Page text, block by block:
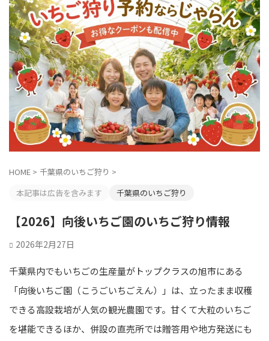
HOME > 千葉県のいちご狩り >
本記事は広告を含みます
千葉県のいちご狩り
【2026】向後いちご園のいちご狩り情報
2026年2月27日
千葉県内でもいちごの生産量がトップクラスの旭市にある
「向後いちご園（こうごいちごえん）」は、立ったまま収穫
できる高設栽培が人気の観光農園です。甘くて大粒のいちご
を堪能できるほか、併設の直売所では贈答用や地方発送にも